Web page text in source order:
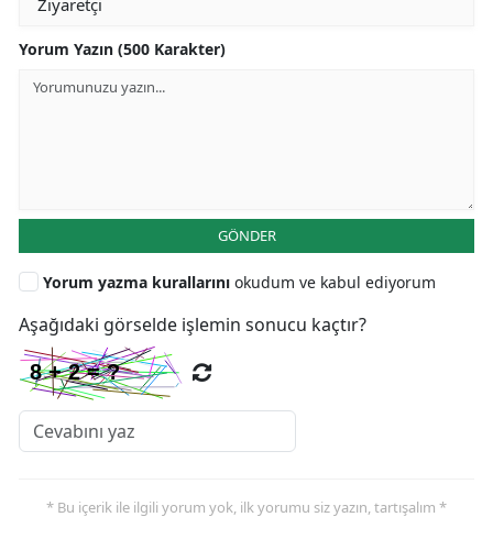
Yorum Yazın (500 Karakter)
GÖNDER
Yorum yazma kurallarını okudum ve kabul ediyorum
Aşağıdaki görselde işlemin sonucu kaçtır?
* Bu içerik ile ilgili yorum yok, ilk yorumu siz yazın, tartışalım *